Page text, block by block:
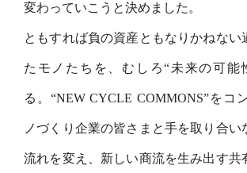
変わっていこうと決めました。
ともすれば負の資産ともなりかねない
たモノたちを、むしろ“未来の可能
る。“NEW CYCLE COMMONS”をコ
ノづくり企業の皆さまと⼿を取り合い
流れを変え、新しい商流を⽣み出す共